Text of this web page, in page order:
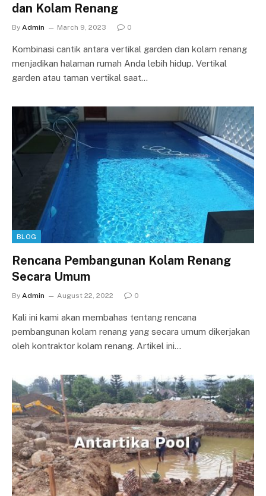
dan Kolam Renang
By Admin March 9, 2023 0
Kombinasi cantik antara vertikal garden dan kolam renang
menjadikan halaman rumah Anda lebih hidup. Vertikal
garden atau taman vertikal saat…
BLOG
Rencana Pembangunan Kolam Renang
Secara Umum
By Admin August 22, 2022 0
Kali ini kami akan membahas tentang rencana
pembangunan kolam renang yang secara umum dikerjakan
oleh kontraktor kolam renang. Artikel ini…